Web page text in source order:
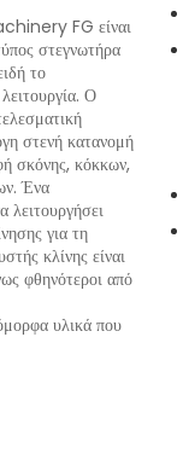
FG είναι
στεγνωτήρα
το
Ο
στενή κατανομή
σκόνης, κόκκων,
Ένα
λειτουργήσει
για τη
κλίνης είναι
φθηνότεροι από
υλικά που